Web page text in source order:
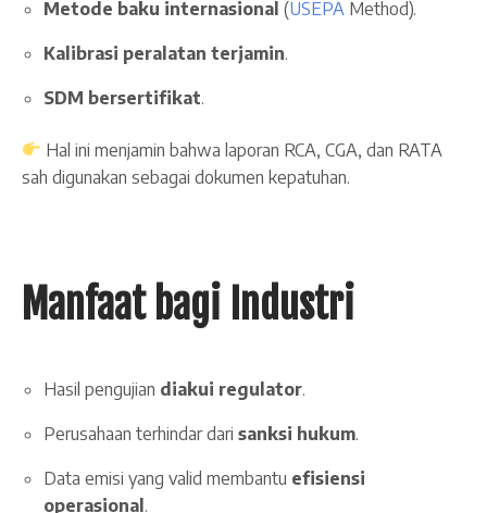
Metode baku internasional (USEPA Method).
Kalibrasi peralatan terjamin.
SDM bersertifikat.
Hal ini menjamin bahwa laporan RCA, CGA, dan RATA
sah digunakan sebagai dokumen kepatuhan.
Manfaat bagi Industri
Hasil pengujian diakui regulator.
Perusahaan terhindar dari sanksi hukum.
Data emisi yang valid membantu efisiensi
operasional.